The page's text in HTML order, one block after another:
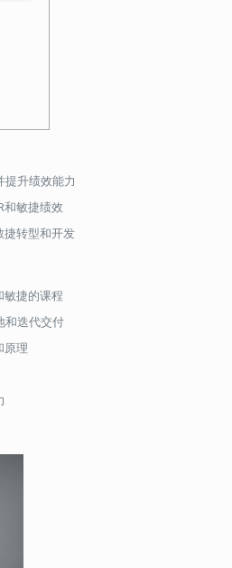
提升绩效能力
和敏捷绩效
捷转型和开发
敏捷的课程
和迭代交付
原理